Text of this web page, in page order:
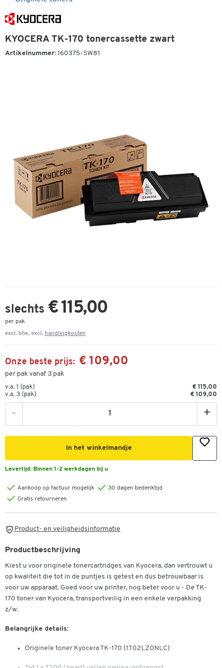
KYOCERA TK-170 tonercassette zwart
Artikelnummer: 160375-SW81
slechts € 115,00
per pak
excl. btw, excl. handlingkosten
Onze beste prijs: € 109,00
per pak vanaf 3 pak
v.a. 1 (pak)
€ 115,00
v.a. 3 (pak)
€ 109,00
- +
In het winkelmandje
Levertijd: Binnen 1-2 werkdagen bij u
Aankoop op factuur mogelijk
30 dagen bedenktijd
Gratis retourneren
Product- en veiligheidsinformatie
Productbeschrijving
Kiest u voor originele tonercartridges van Kyocera, dan vertrouwt u
op kwaliteit die tot in de puntjes is getest en dus betrouwbaar is
voor uw apparaat. Goed voor uw printer, nog beter voor u - De TK-
170 toner van Kyocera, transportveilig in een enkele verpakking
z/w.
Belangrijke details:
Originele toner Kyocera TK-170 (1T02LZ0NLC)